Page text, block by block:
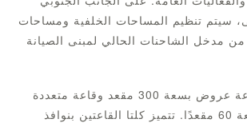
سيتم تنظيم المساحات الخلفية ومساحات
من مدخل الشاحنات الحالي لمبنى الصيانة
ستضم الملحقة قاعة عروض بسعة 300 مقعد وقاعة متعددة
الأغراض مرنة بسعة 60 مقعدًا. تتميز كلتا القاعتين بنوافذ